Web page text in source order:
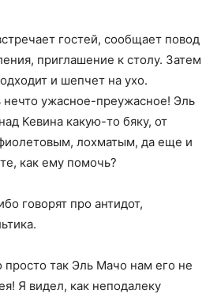
гостей, сообщает повод
приглашение к столу. Затем
и шепчет на ухо.
нечто ужасное-преужасное! Эль
Кевина какую-то бяку, от
лохматым, да еще и
как ему помочь?
говорят про антидот,
просто так Эль Мачо нам его не
Я видел, как неподалеку